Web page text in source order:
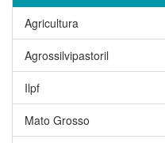
Agricultura
Agrossilvipastoril
Ilpf
Mato Grosso